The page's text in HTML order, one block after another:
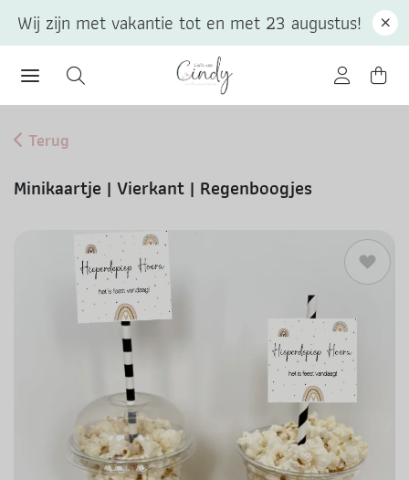
Terug
Minikaartje | Vierkant | Regenboogjes
Wij zijn met vakantie tot en met 23 augustus!